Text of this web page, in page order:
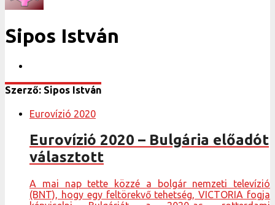
Sipos István
Szerző: Sipos István
Eurovízió 2020
Eurovízió 2020 – Bulgária előadót
választott
A mai nap tette közzé a bolgár nemzeti televízió
(BNT), hogy egy feltörekvő tehetség, VICTORIA fogja